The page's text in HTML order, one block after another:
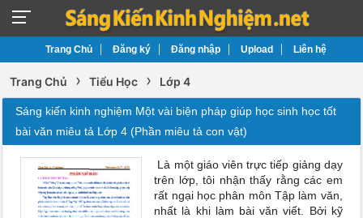
Trang Chủ Đăng ký Đăng nhập Upload Liên hệ
Trang Chủ › Tiểu Học › Lớp 4
Sáng kiến kinh nghiệm Một vài biện pháp giúp học sinh học tốt
bài văn miêu tả Lớp 4 (Phần miêu tả con vật)
Là một giáo viên trực tiếp giảng dạy
trên lớp, tôi nhận thấy rằng các em
rất ngại học phân môn Tập làm văn,
nhất là khi làm bài văn viết. Bởi kỹ